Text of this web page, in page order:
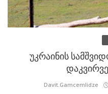
უკრაინის
Davit.Gamcemlidze